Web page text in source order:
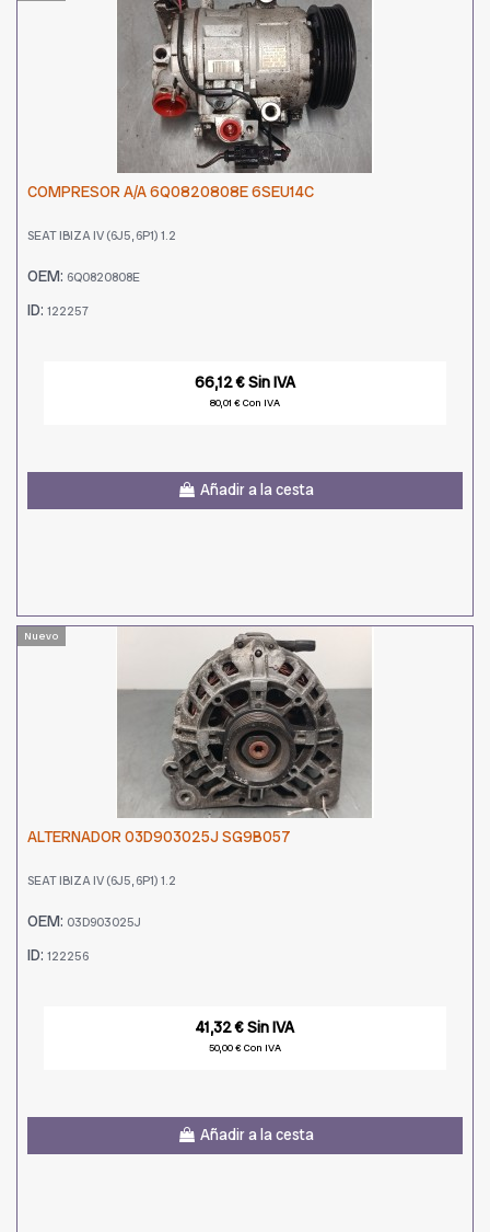
COMPRESOR A/A 6Q0820808E 6SEU14C
SEAT IBIZA IV (6J5, 6P1) 1.2
OEM: 6Q0820808E
ID: 122257
66,12 € Sin IVA
80,01 € Con IVA
Añadir a la cesta
Nuevo
ALTERNADOR 03D903025J SG9B057
SEAT IBIZA IV (6J5, 6P1) 1.2
OEM: 03D903025J
ID: 122256
41,32 € Sin IVA
50,00 € Con IVA
Añadir a la cesta